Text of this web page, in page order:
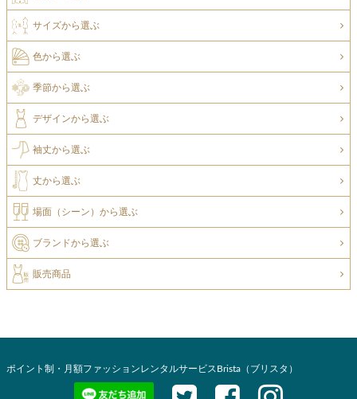
サイズから選ぶ
色から選ぶ
季節から選ぶ
デザインから選ぶ
袖丈から選ぶ
丈から選ぶ
場面（シーン）から選ぶ
ブランドから選ぶ
販売商品
ポイント制・月額ファッションレンタルサービスBrista（ブリスタ）